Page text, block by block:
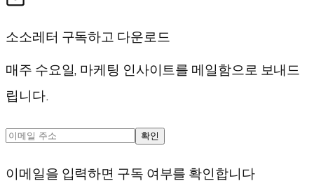
소소레터 구독하고 다운로드
매주 수요일, 마케팅 인사이트를 메일함으로 보내드
립니다.
확인
이메일을 입력하면 구독 여부를 확인합니다